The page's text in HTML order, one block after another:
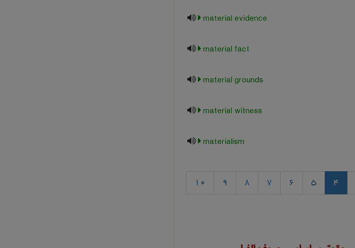
material evidence
material fact
material grounds
material witness
materialism
4
5
6
7
8
9
10